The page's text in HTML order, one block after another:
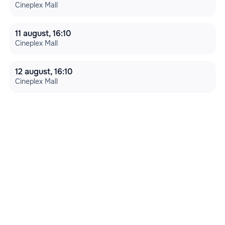
care a fost procurat, SIMPALS va reține un comision egal cu
reținute reprezintă cheltuielile suportate de afisha.md în
cadrul procedurii de returnare a biletelor și care nu au fost
incluse în prețul inițial al acestora.
Cineplex Mall
11 august, 16:10
Cineplex Mall
12 august, 16:10
Cineplex Mall